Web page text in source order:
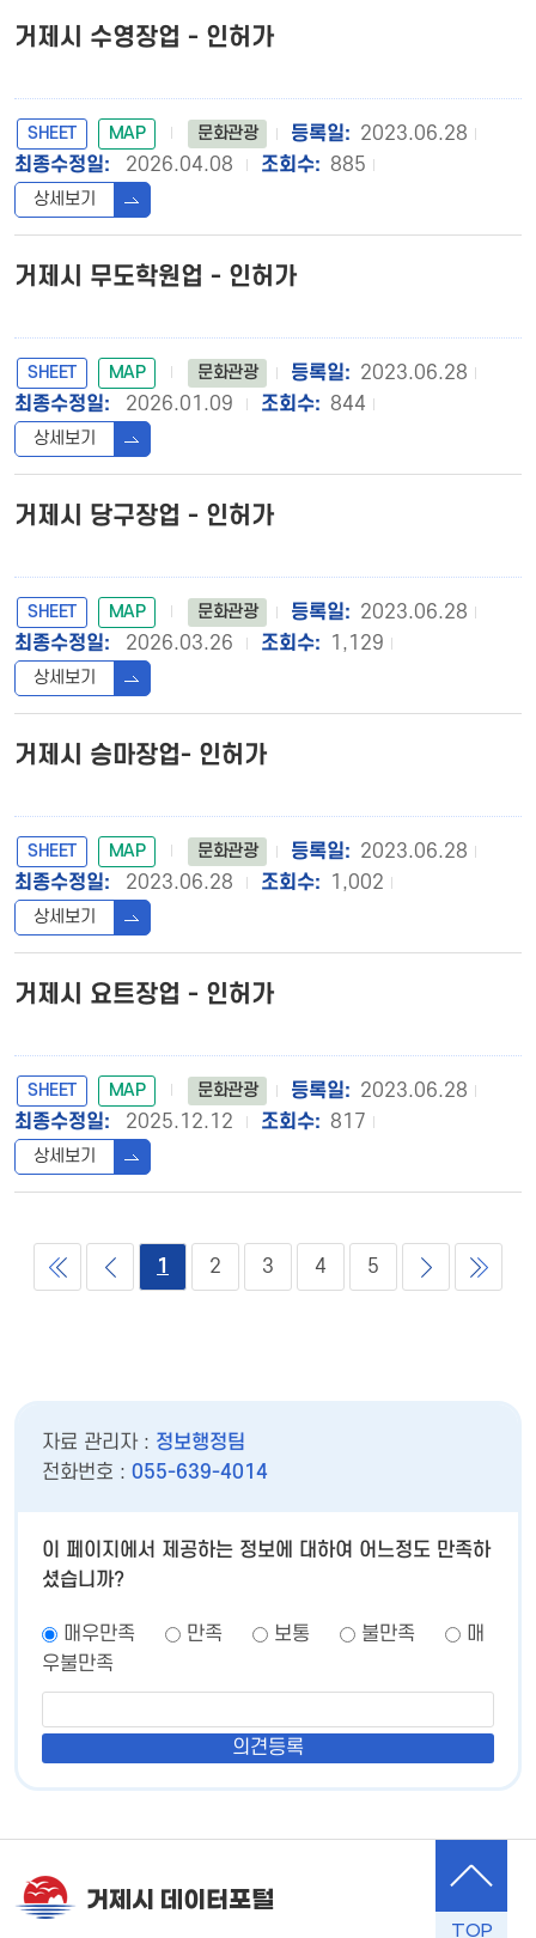
거제시 수영장업 - 인허가
SHEET MAP 문화관광
2023.06.28
2026.04.08
885
상세보기
거제시 무도학원업 - 인허가
SHEET MAP 문화관광
2023.06.28
2026.01.09
844
상세보기
거제시 당구장업 - 인허가
SHEET MAP 문화관광
2023.06.28
2026.03.26
1,129
상세보기
거제시 승마장업- 인허가
SHEET MAP 문화관광
2023.06.28
2023.06.28
1,002
상세보기
거제시 요트장업 - 인허가
SHEET MAP 문화관광
2023.06.28
2025.12.12
817
상세보기
1 2 3 4 5
자료 관리자 : 정보행정팀
전화번호 : 055-639-4014
이 페이지에서 제공하는 정보에 대하여 어느정도 만족하
셨습니까?
매우만족 만족 보통 불만족
매
우불만족
거제시 데이터포털
TOP